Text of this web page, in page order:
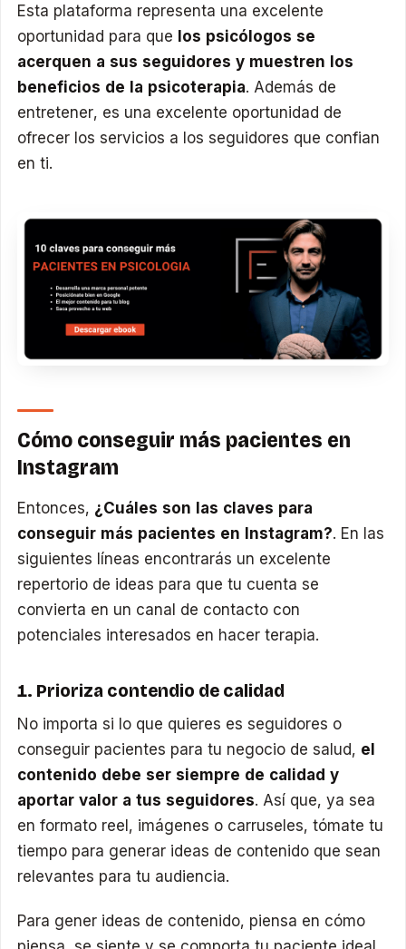
Esta plataforma representa una excelente
oportunidad para que los psicólogos se
acerquen a sus seguidores y muestren los
beneficios de la psicoterapia. Además de
entretener, es una excelente oportunidad de
ofrecer los servicios a los seguidores que confian
en ti.
Cómo conseguir más pacientes en
Instagram
Entonces, ¿Cuáles son las claves para
conseguir más pacientes en Instagram?. En las
siguientes líneas encontrarás un excelente
repertorio de ideas para que tu cuenta se
convierta en un canal de contacto con
potenciales interesados en hacer terapia.
1. Prioriza contendio de calidad
No importa si lo que quieres es seguidores o
conseguir pacientes para tu negocio de salud, el
contenido debe ser siempre de calidad y
aportar valor a tus seguidores. Así que, ya sea
en formato reel, imágenes o carruseles, tómate tu
tiempo para generar ideas de contenido que sean
relevantes para tu audiencia.
Para gener ideas de contenido, piensa en cómo